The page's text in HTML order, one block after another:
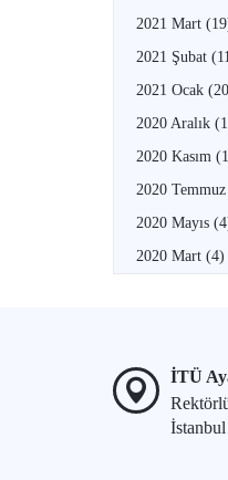
2021 Mart
2021 Şubat
2021 Ocak
2020 Aralık
2020 Kasım
2020 Temmuz
2020 Mayıs
2020 Mart (4)
İTÜ
İstanbul